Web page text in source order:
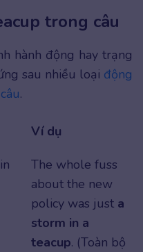
trong câu
hành động hay trạng
sau nhiều loại động
.
Ví dụ
The whole fuss
about the new
policy was just a
storm in a
teacup. (Toàn bộ